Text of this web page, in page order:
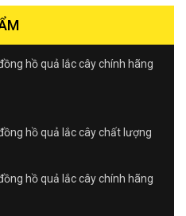
hồ quả lắc cây chính hãng
hồ quả lắc cây chất lượng
hồ quả lắc cây chính hãng